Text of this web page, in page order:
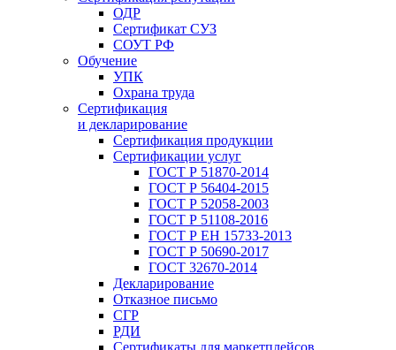
ОДР
Сертификат СУЗ
СОУТ РФ
Обучение
УПК
Охрана труда
Сертификация
и декларирование
Сертификация продукции
Сертификации услуг
ГОСТ Р 51870-2014
ГОСТ Р 56404-2015
ГОСТ Р 52058-2003
ГОСТ Р 51108-2016
ГОСТ Р ЕН 15733-2013
ГОСТ Р 50690-2017
ГОСТ 32670-2014
Декларирование
Отказное письмо
СГР
РДИ
Сертификаты для маркетплейсов